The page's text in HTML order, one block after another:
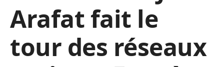
Arafat fait le
tour des réseaux